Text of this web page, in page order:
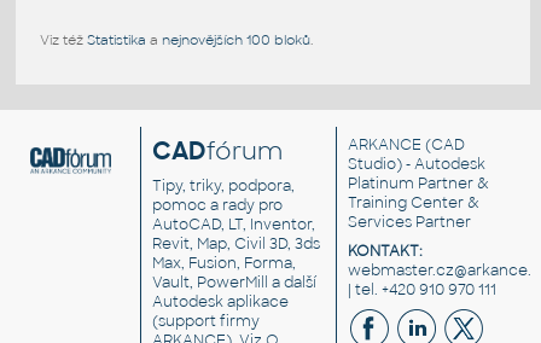
Viz též Statistika a nejnovějších 100 bloků.
CADfórum
Tipy, triky, podpora,
pomoc a rady pro
AutoCAD, LT, Inventor,
Revit, Map, Civil 3D, 3ds
Max, Fusion, Forma,
Vault, PowerMill a další
Autodesk aplikace
(support firmy
ARKANCE (CAD
Studio) - Autodesk
Platinum Partner &
Training Center &
Services Partner
KONTAKT:
| tel. +420 910 970 111